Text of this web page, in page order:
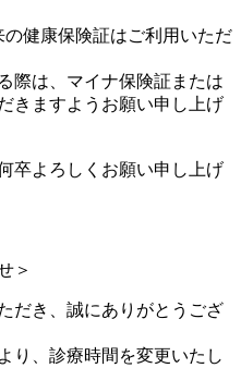
の健康保険証はご利用いただ
際は、マイナ保険証または
きますようお願い申し上げ
卒よろしくお願い申し上げ
＞
だき、誠にありがとうござ
り、診療時間を変更いたし